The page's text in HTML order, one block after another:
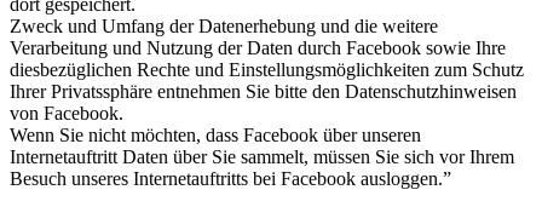
Zweck und Umfang der Datenerhebung und die weitere
Verarbeitung und Nutzung der Daten durch Facebook sowie Ihre
diesbezüglichen Rechte und Einstellungsmöglichkeiten zum Schutz
Ihrer Privatssphäre entnehmen Sie bitte den Datenschutzhinweisen
von Facebook.
Wenn Sie nicht möchten, dass Facebook über unseren
Internetauftritt Daten über Sie sammelt, müssen Sie sich vor Ihrem
Besuch unseres Internetauftritts bei Facebook ausloggen.”